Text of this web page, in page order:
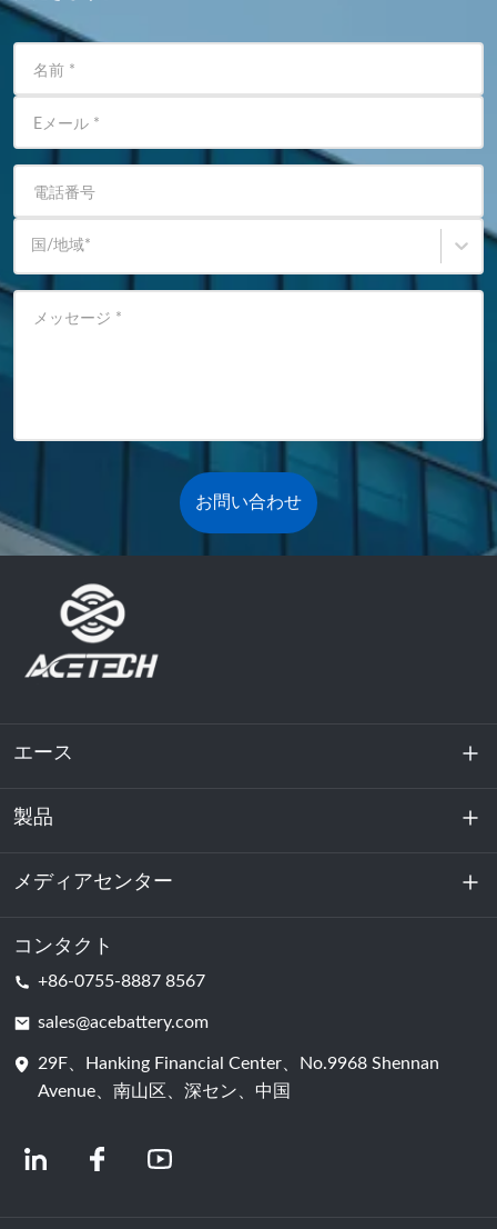
名前 *
Eメール *
電話番号
国/地域*
メッセージ *
お問い合わせ
エース
私たちに関しては
持続可能性
製品
エネルギー貯蔵
データセンターおよびサーバー室
バッテリーセル
メディアセンター
ニュース
コンタクト
+86-0755-8887 8567
sales@acebattery.com
29F、Hanking Financial Center、No.9968 Shennan
Avenue、南山区、深セン、中国